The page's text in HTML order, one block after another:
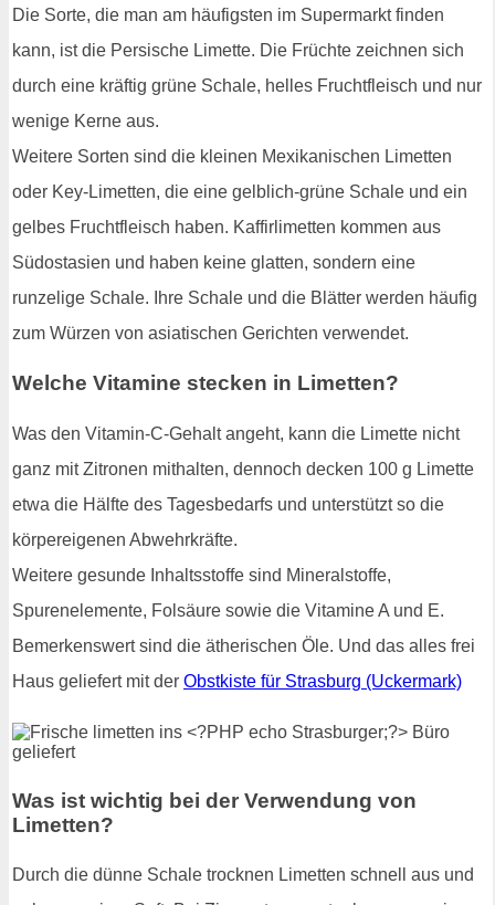
Die Sorte, die man am häufigsten im Supermarkt finden
kann, ist die Persische Limette. Die Früchte zeichnen sich
durch eine kräftig grüne Schale, helles Fruchtfleisch und nur
wenige Kerne aus.
Weitere Sorten sind die kleinen Mexikanischen Limetten
oder Key-Limetten, die eine gelblich-grüne Schale und ein
gelbes Fruchtfleisch haben. Kaffirlimetten kommen aus
Südostasien und haben keine glatten, sondern eine
runzelige Schale. Ihre Schale und die Blätter werden häufig
zum Würzen von asiatischen Gerichten verwendet.
Welche Vitamine stecken in Limetten?
Was den Vitamin-C-Gehalt angeht, kann die Limette nicht
ganz mit Zitronen mithalten, dennoch decken 100 g Limette
etwa die Hälfte des Tagesbedarfs und unterstützt so die
körpereigenen Abwehrkräfte.
Weitere gesunde Inhaltsstoffe sind Mineralstoffe,
Spurenelemente, Folsäure sowie die Vitamine A und E.
Bemerkenswert sind die ätherischen Öle. Und das alles frei
Haus geliefert mit der Obstkiste für Strasburg (Uckermark)
Was ist wichtig bei der Verwendung von
Limetten?
Durch die dünne Schale trocknen Limetten schnell aus und